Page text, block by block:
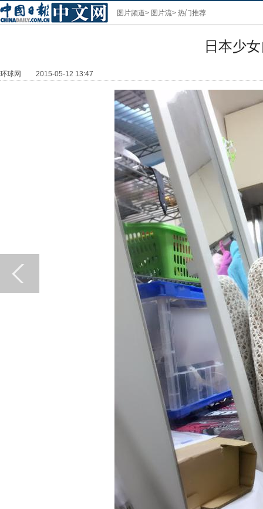
图片频道> 图片流> 热门推荐
日本少
环球网 2015-05-12 13:47